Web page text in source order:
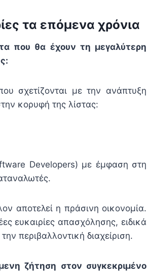
τα επόμενα χρόνια
που θα έχουν τη μεγαλύτερη
σχετίζονται με την ανάπτυξη
κορυφή της λίστας:
Developers) με έμφαση στη
αποτελεί η πράσινη οικονομία.
ευκαιρίες απασχόλησης, ειδικά
περιβαλλοντική διαχείριση.
ζήτηση στον συγκεκριμένο